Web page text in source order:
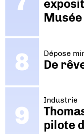
Dépose
De
Industrie
pilote